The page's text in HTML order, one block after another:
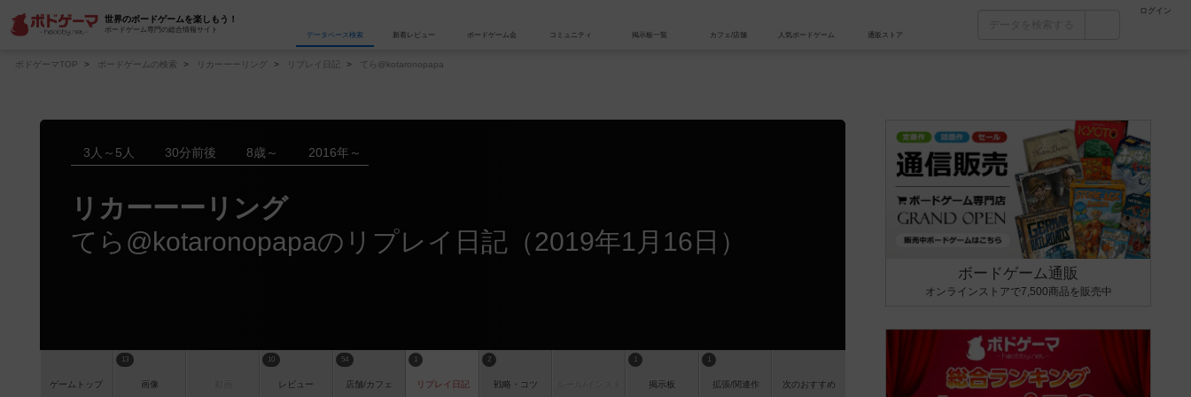
世界のボードゲームを楽しもう！
ボードゲーム専門の総合情報サイト
データベース 検索 新着レビュー ボードゲーム会 コミュニティ 掲示板一覧 カフェ/店舗 人気ボードゲーム
ログイン
ボドゲーマTOP ボードゲームの検索 リカーーーリング リプレイ日記 てら@kotaronopapa
3人～5人 30分前後 8歳～ 2016年～
リカーーーリング
てら@kotaronopapaのリプレイ日記（2019年1月16日）
ゲーム トップ
13
画像
10
レビュー
54
店舗/カフェ
1
リプレイ 日記
2
戦略 ・コツ
1
掲示板
1
拡張/関連作 次のおすすめ
ボードゲーム通販
オンラインストアで7,500商品を販売中